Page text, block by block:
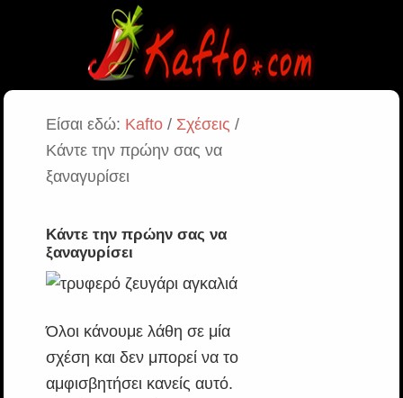
Είσαι εδώ: Kafto/ Σχέσεις /
Κάντε την πρώην σας να
ξαναγυρίσει
Κάντε την πρώην σας να
ξαναγυρίσει
Όλοι κάνουμε λάθη σε μία
σχέση και δεν μπορεί να το
αμφισβητήσει κανείς αυτό.